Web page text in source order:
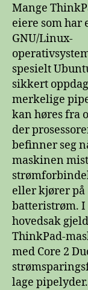
Mange
eiere som har
GNU/Linux-
spesielt
sikkert
merkelige
kan høres fra
der
befinner seg
maskinen
eller kjører på
batteristrøm. I
hovedsak
ThinkPad-
med Core 2
lage pipelyder.